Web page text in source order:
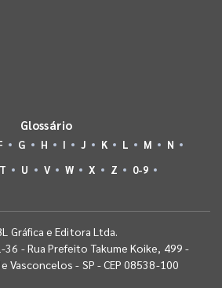
Glossário
G H I J K L M
N
T U V W X Z 0-9
Gráfica e Editora Ltda.
36 - Rua Prefeito Takume Koike, 499 -
Vasconcelos - SP - CEP 08538-100